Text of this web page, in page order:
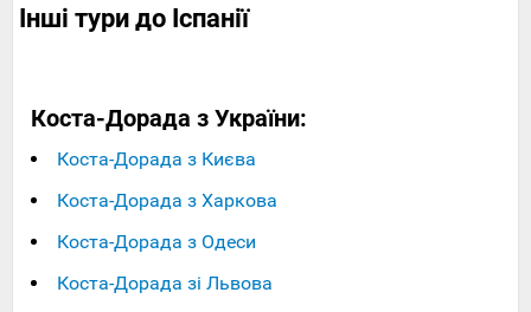
Інші тури до Іспанії
Коста-Дорада з України:
Коста-Дорада з Києва
Коста-Дорада з Харкова
Коста-Дорада з Одеси
Коста-Дорада зі Львова